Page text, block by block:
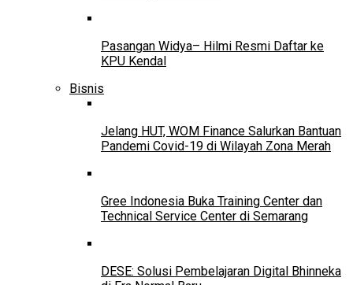
Pasangan Widya– Hilmi Resmi Daftar ke
KPU Kendal
Bisnis
Jelang HUT, WOM Finance Salurkan Bantuan
Pandemi Covid-19 di Wilayah Zona Merah
Gree Indonesia Buka Training Center dan
Technical Service Center di Semarang
DESE: Solusi Pembelajaran Digital Bhinneka